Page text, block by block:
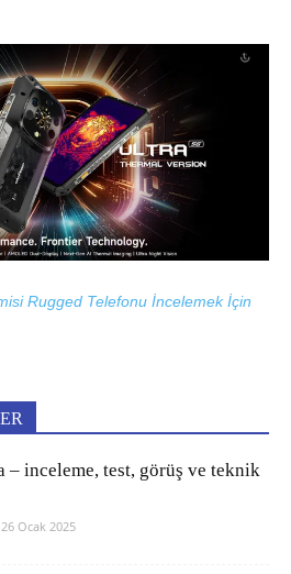
Rugged Telefonu İncelemek İçin
inceleme, test, görüş ve teknik
26 Ocak 2025